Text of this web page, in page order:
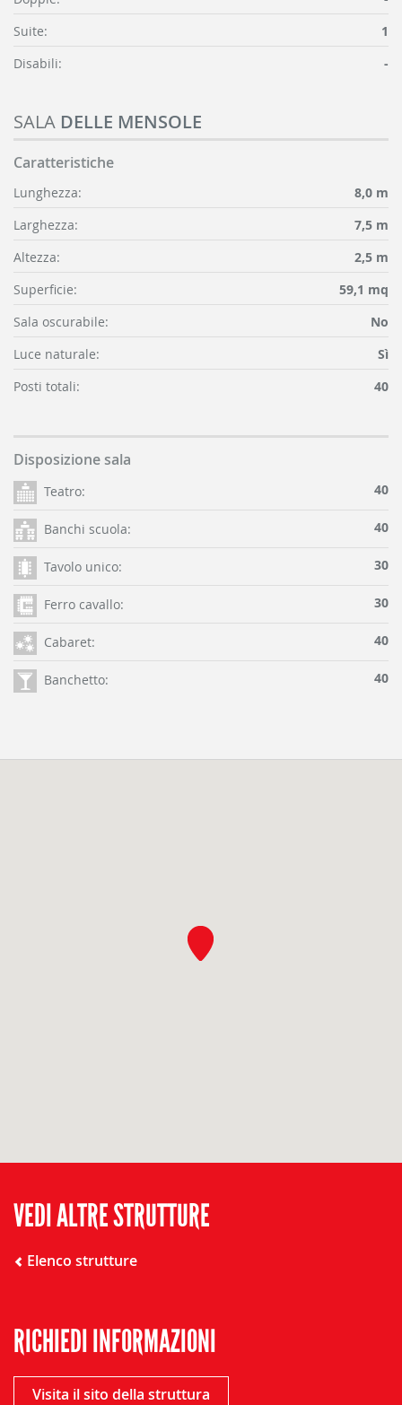
Suite:
1
Disabili:
-
SALA DELLE MENSOLE
Caratteristiche
Lunghezza:
8,0 m
Larghezza:
7,5 m
Altezza:
2,5 m
Superficie:
59,1 mq
Sala oscurabile:
No
Luce naturale:
Sì
Posti totali:
40
Disposizione sala
Teatro: 40
Banchi scuola: 40
Tavolo unico: 30
Ferro cavallo: 30
Cabaret: 40
Banchetto: 40
VEDI ALTRE STRUTTURE
Elenco strutture
RICHIEDI INFORMAZIONI
Visita il sito della struttura